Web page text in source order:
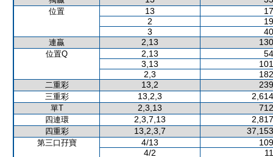
位置 13
2
3
連贏 2,13
位置Q 2,13
3,13
2,3
二重彩 13,2
三重彩 13,2,3
單T 2,3,13
四連環 2,3,7,13
四重彩 13,2,3,7
第三口孖寶 4/13
4/2